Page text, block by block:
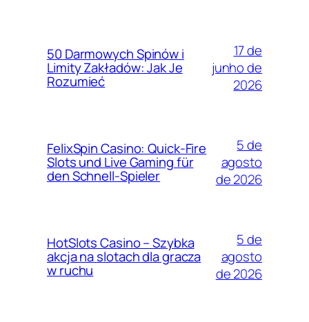
50 Darmowych Spinów i
Limity Zakładów: Jak Je
Rozumieć
17 de
junho de
2026
FelixSpin Casino: Quick‑Fire
Slots und Live Gaming für
den Schnell‑Spieler
5 de
agosto
de 2026
HotSlots Casino – Szybka
akcja na slotach dla gracza
w ruchu
5 de
agosto
de 2026